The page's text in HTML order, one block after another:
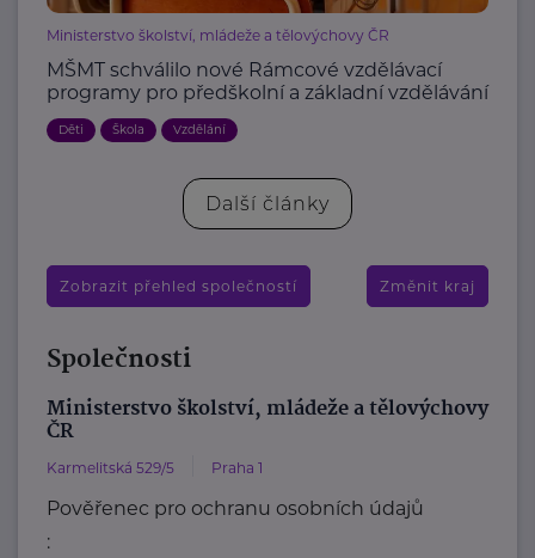
Ministerstvo školství, mládeže a tělovýchovy ČR
MŠMT schválilo nové Rámcové vzdělávací
programy pro předškolní a základní vzdělávání
Děti Škola Vzdělání
Další články
Zobrazit přehled společností Změnit kraj
Společnosti
Ministerstvo školství, mládeže a tělovýchovy
ČR
Karmelitská 529/5 Praha 1
Pověřenec pro ochranu osobních údajů
: